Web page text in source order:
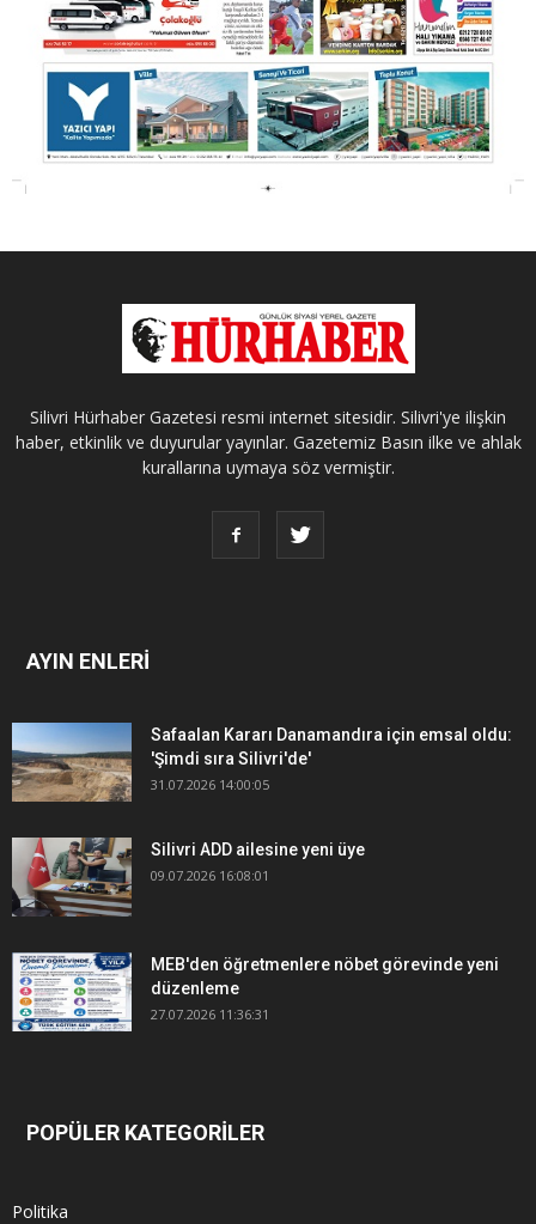
Silivri Hürhaber Gazetesi resmi internet sitesidir. Silivri'ye ilişkin
haber, etkinlik ve duyurular yayınlar. Gazetemiz Basın ilke ve ahlak
kurallarına uymaya söz vermiştir.
AYIN ENLERİ
Safaalan Kararı Danamandıra için emsal oldu:
'Şimdi sıra Silivri'de'
31.07.2026 14:00:05
Silivri ADD ailesine yeni üye
09.07.2026 16:08:01
MEB'den öğretmenlere nöbet görevinde yeni
düzenleme
27.07.2026 11:36:31
POPÜLER KATEGORİLER
Politika